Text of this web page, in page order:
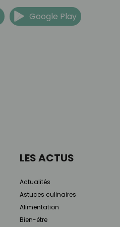
Google Play
LES ACTUS
Actualités
Astuces culinaires
Alimentation
Bien-être